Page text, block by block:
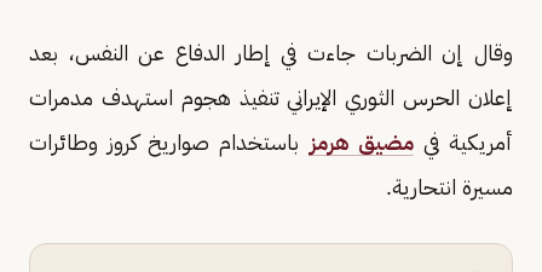
وقال إن الضربات جاءت في إطار الدفاع عن النفس، بعد
إعلان الحرس الثوري الإيراني تنفيذ هجوم استهدف مدمرات
أمريكية فيمضيق هرمز باستخدام صواريخ كروز وطائرات
مسيرة انتحارية.